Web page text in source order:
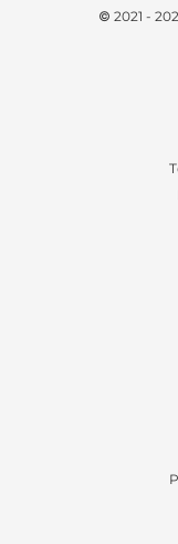
© 2021 -